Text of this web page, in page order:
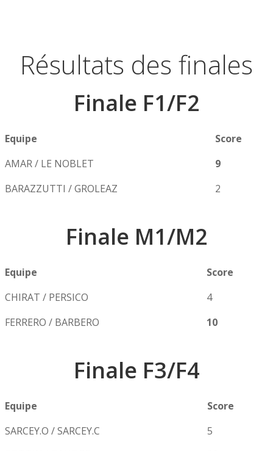
Résultats des finales
Finale F1/F2
Equipe
Score
AMAR / LE NOBLET
9
BARAZZUTTI / GROLEAZ
2
Finale M1/M2
Equipe
Score
CHIRAT / PERSICO
4
FERRERO / BARBERO
10
Finale F3/F4
Equipe
Score
SARCEY.O / SARCEY.C
5